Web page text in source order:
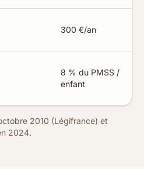
300 €/an
8 % du PMSS /
enfant
2010 (Légifrance) et
2024.